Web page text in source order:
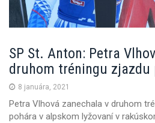
n
SP St. Anton: Petra
druhom tréningu zjazdu
8 januára, 2021
Petra Vlhová zanechala v druhom
pohára v alpskom lyžovaní v